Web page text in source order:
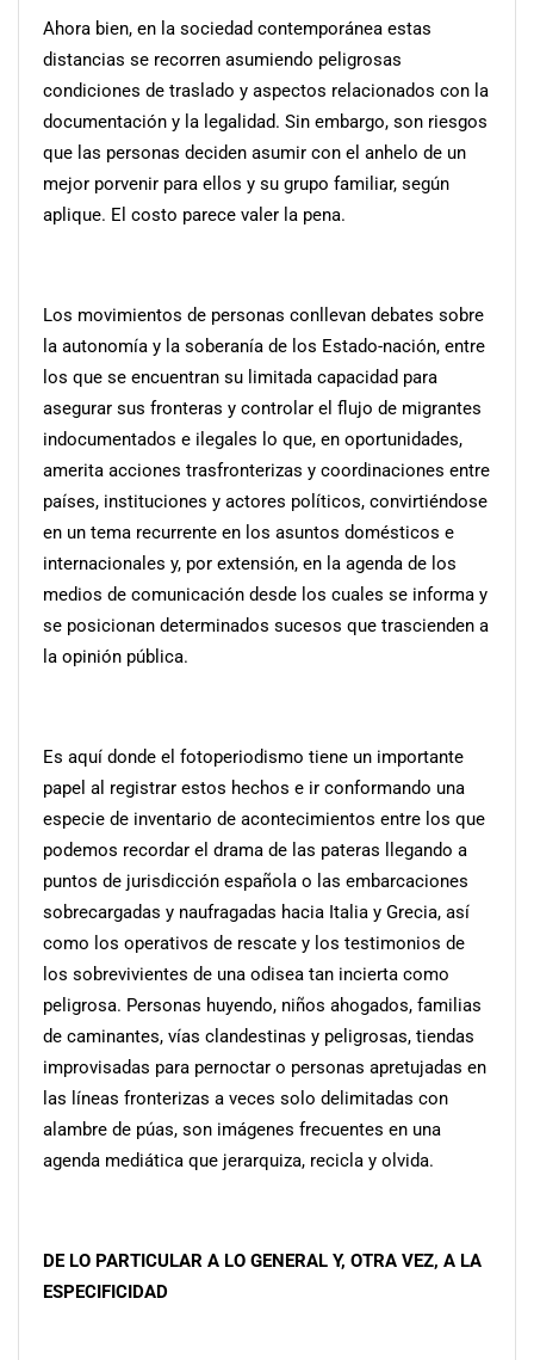
Ahora bien, en la sociedad contemporánea estas
distancias se recorren asumiendo peligrosas
condiciones de traslado y aspectos relacionados con la
documentación y la legalidad. Sin embargo, son riesgos
que las personas deciden asumir con el anhelo de un
mejor porvenir para ellos y su grupo familiar, según
aplique. El costo parece valer la pena.
Los movimientos de personas conllevan debates sobre
la autonomía y la soberanía de los Estado-nación, entre
los que se encuentran su limitada capacidad para
asegurar sus fronteras y controlar el flujo de migrantes
indocumentados e ilegales lo que, en oportunidades,
amerita acciones trasfronterizas y coordinaciones entre
países, instituciones y actores políticos, convirtiéndose
en un tema recurrente en los asuntos domésticos e
internacionales y, por extensión, en la agenda de los
medios de comunicación desde los cuales se informa y
se posicionan determinados sucesos que trascienden a
la opinión pública.
Es aquí donde el fotoperiodismo tiene un importante
papel al registrar estos hechos e ir conformando una
especie de inventario de acontecimientos entre los que
podemos recordar el drama de las pateras llegando a
puntos de jurisdicción española o las embarcaciones
sobrecargadas y naufragadas hacia Italia y Grecia, así
como los operativos de rescate y los testimonios de
los sobrevivientes de una odisea tan incierta como
peligrosa. Personas huyendo, niños ahogados, familias
de caminantes, vías clandestinas y peligrosas, tiendas
improvisadas para pernoctar o personas apretujadas en
las líneas fronterizas a veces solo delimitadas con
alambre de púas, son imágenes frecuentes en una
agenda mediática que jerarquiza, recicla y olvida.
DE LO PARTICULAR A LO GENERAL Y, OTRA VEZ, A LA
ESPECIFICIDAD